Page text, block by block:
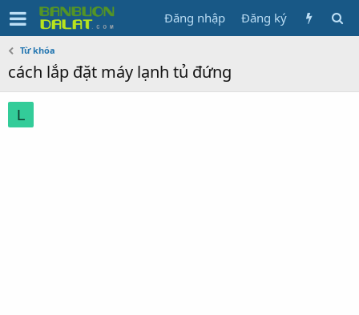
Đăng nhập Đăng ký
Từ khóa
cách lắp đặt máy lạnh tủ đứng
L